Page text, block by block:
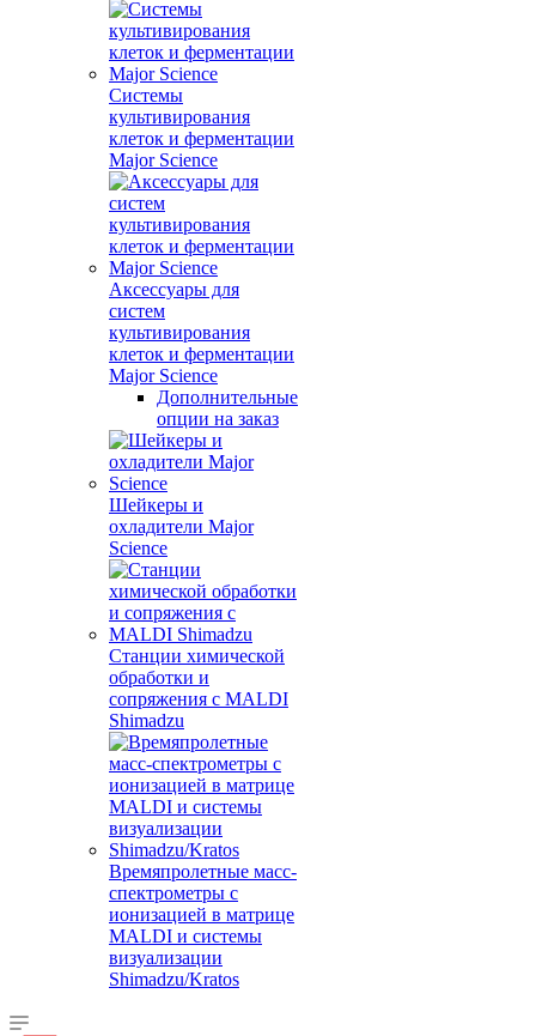
Системы
культивирования
клеток и ферментации
Major Science
Аксессуары для
систем
культивирования
клеток и ферментации
Major Science
Дополнительные
опции на заказ
Шейкеры и
охладители Major
Science
Станции химической
обработки и
сопряжения с MALDI
Shimadzu
Времяпролетные масс-
спектрометры с
ионизацией в матрице
MALDI и системы
визуализации
Shimadzu/Kratos